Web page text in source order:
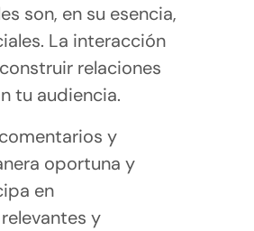
son, en su esencia,
La interacción
relaciones
tu audiencia.
y
oportuna y
en
y